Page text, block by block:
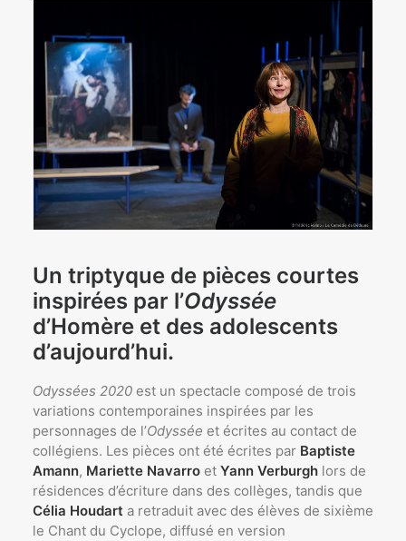
Un triptyque de pièces courtes
inspirées par l’Odyssée
d’Homère et des adolescents
d’aujourd’hui.
Odyssées 2020 est un spectacle composé de trois
variations contemporaines inspirées par les
personnages de l’Odyssée et écrites au contact de
collégiens. Les pièces ont été écrites par Baptiste
Amann, Mariette Navarro et Yann Verburgh lors de
résidences d’écriture dans des collèges, tandis que
Célia Houdart a retraduit avec des élèves de sixième
le Chant du Cyclope, diffusé en version